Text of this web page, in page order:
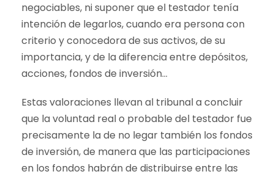
negociables, ni suponer que el testador tenía
intención de legarlos, cuando era persona con
criterio y conocedora de sus activos, de su
importancia, y de la diferencia entre depósitos,
acciones, fondos de inversión…
Estas valoraciones llevan al tribunal a concluir
que la voluntad real o probable del testador fue
precisamente la de no legar también los fondos
de inversión, de manera que las participaciones
en los fondos habrán de distribuirse entre las